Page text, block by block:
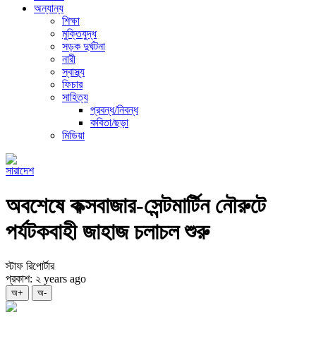
অন্যান্য
শিক্ষা
মুক্তিযুদ্ধ
সড়ক দুর্ঘটনা
নারী
স্বাস্থ্য
ফিচার
সাহিত্য
প্রবন্ধ/নিবন্ধ
কবিতা/ছড়া
মিডিয়া
সারাদেশ
অবশেষে কক্সবাজার-সেন্টমার্টিন নৌরুটে
পর্যটকবাহী জাহাজ চলাচল শুরু
স্টাফ রিপোর্টার
প্রকাশ: ২ years ago
অ+ অ-